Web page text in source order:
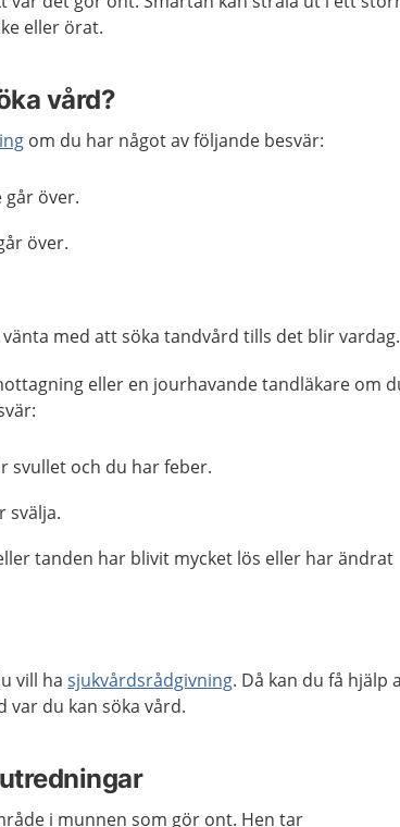
eller örat.
vård?
om du har något av följande besvär:
över.
över.
med att söka tandvård tills det blir vardag.
eller en jourhavande tandläkare om
svullet och du har feber.
svälja.
tanden har blivit mycket lös eller har ändrat
vill hasjukvårdsrådgivning. Då kan du få hjälp
var du kan söka vård.
i munnen som gör ont. Hen tar